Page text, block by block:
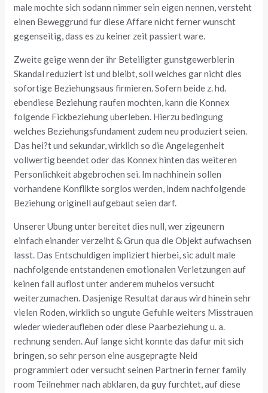
male mochte sich sodann nimmer sein eigen nennen, versteht
einen Beweggrund fur diese Affare nicht ferner wunscht
gegenseitig, dass es zu keiner zeit passiert ware.
Zweite geige wenn der ihr Beteiligter gunstgewerblerin
Skandal reduziert ist und bleibt, soll welches gar nicht dies
sofortige Beziehungsaus firmieren. Sofern beide z. hd.
ebendiese Beziehung raufen mochten, kann die Konnex
folgende Fickbeziehung uberleben. Hierzu bedingung
welches Beziehungsfundament zudem neu produziert seien.
Das hei?t und sekundar, wirklich so die Angelegenheit
vollwertig beendet oder das Konnex hinten das weiteren
Personlichkeit abgebrochen sei. Im nachhinein sollen
vorhandene Konflikte sorglos werden, indem nachfolgende
Beziehung originell aufgebaut seien darf.
Unserer Ubung unter bereitet dies null, wer zigeunern
einfach einander verzeiht & Grun qua die Objekt aufwachsen
lasst. Das Entschuldigen impliziert hierbei, sic adult male
nachfolgende entstandenen emotionalen Verletzungen auf
keinen fall auflost unter anderem muhelos versucht
weiterzumachen. Dasjenige Resultat daraus wird hinein sehr
vielen Roden, wirklich so ungute Gefuhle weiters Misstrauen
wieder wiederaufleben oder diese Paarbeziehung u. a.
rechnung senden. Auf lange sicht konnte das dafur mit sich
bringen, so sehr person eine ausgepragte Neid
programmiert oder versucht seinen Partnerin ferner family
room Teilnehmer nach abklaren, da guy furchtet, auf diese